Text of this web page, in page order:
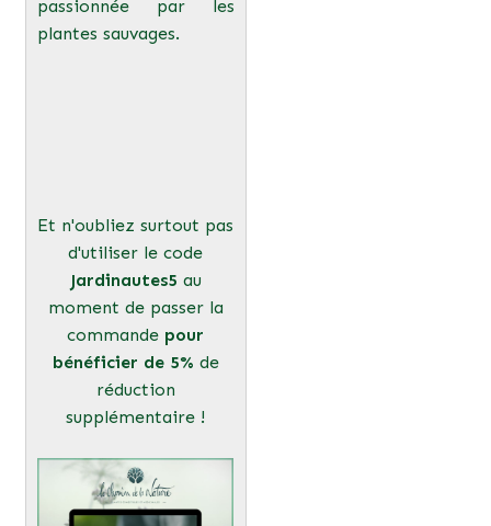
passionnée par les
plantes sauvages.
Et n'oubliez surtout pas
d'utiliser le code
Jardinautes5 au
moment de passer la
commande pour
bénéficier de 5% de
réduction
supplémentaire !